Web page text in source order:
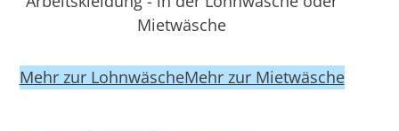
Mietwäsche
Mehr zur LohnwäscheMehr zur Mietwäsche